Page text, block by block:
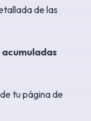
de las
tu página de